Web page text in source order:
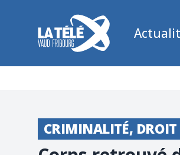
La Télé - Télévision régionale
CRIMINALITÉ, DROIT